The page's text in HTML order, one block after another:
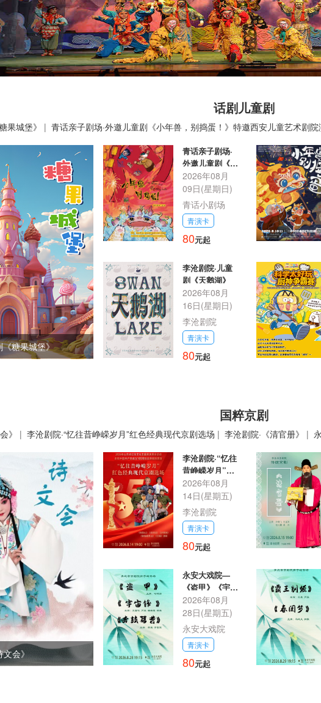
话剧儿童剧
《糖果城堡》 | 青话亲子剧场·外邀儿童剧《小年兽，别捣蛋！》特邀西安儿童艺术剧院
糖果城堡》
青话亲子剧场·
外邀儿童剧《小
年兽，别捣
蛋！》特邀西安
儿童艺术剧院演
出
2026年08月
09日(星期日)
青话小剧场
青演卡
80元起
李沧剧院·儿童
剧《天鹅湖》
2026年08月
16日(星期日)
李沧剧院
青演卡
80元起
国粹京剧
》 | 李沧剧院·“忆往昔峥嵘岁月”红色经典现代京剧选场 | 李沧剧院·《清官册》 |
文会》
李沧剧院·“忆往
昔峥嵘岁月”红
色经典现代京剧
选场
2026年08月
14日(星期五)
李沧剧院
青演卡
80元起
永安大戏院—
《盗甲》《宇宙
锋》《击鼓骂
曹》
2026年08月
28日(星期五)
永安大戏院
青演卡
80元起